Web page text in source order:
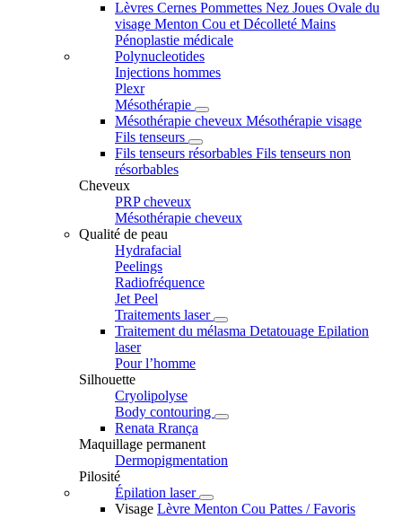
Lèvres Cernes Pommettes Nez Joues Ovale du
visage Menton Cou et Décolleté Mains
Pénoplastie médicale
Polynucleotides
Injections hommes
Plexr
Mésothérapie
Mésothérapie cheveux Mésothérapie visage
Fils tenseurs
Fils tenseurs résorbables Fils tenseurs non
résorbables
Cheveux
PRP cheveux
Mésothérapie cheveux
Qualité de peau
Hydrafacial
Peelings
Radiofréquence
Jet Peel
Traitements laser
Traitement du mélasma Detatouage Epilation
laser
Pour l’homme
Silhouette
Cryolipolyse
Body contouring
Renata Rrança
Maquillage permanent
Dermopigmentation
Pilosité
Épilation laser
Visage Lèvre Menton Cou Pattes / Favoris